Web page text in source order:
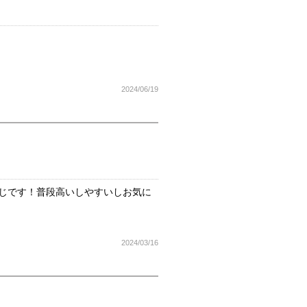
2024/06/19
です！普段高いしやすいしお気に
2024/03/16